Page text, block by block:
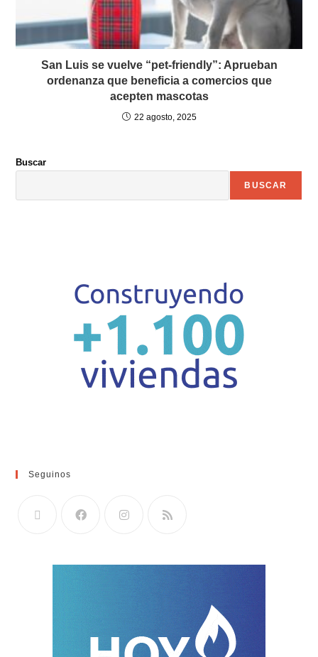
San Luis se vuelve “pet-friendly”: Aprueban
ordenanza que beneficia a comercios que
acepten mascotas
22 agosto, 2025
Buscar
BUSCAR
Seguinos